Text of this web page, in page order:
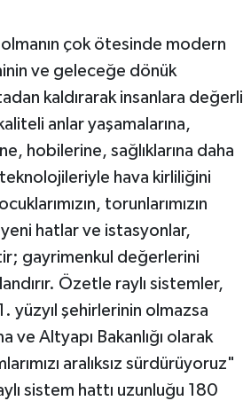
olmanın çok ötesinde modern
ve geleceğe dönük
kaldırarak insanlara değerli
anlar yaşamalarına,
hobilerine, sağlıklarına daha
teknolojileriyle hava kirliliğini
torunlarımızın
hatlar ve istasyonlar,
gayrimenkul değerlerini
Özetle raylı sistemler,
yüzyıl şehirlerinin olmazsa
ve Altyapı Bakanlığı olarak
aralıksız sürdürüyoruz"
sistem hattı uzunluğu 180